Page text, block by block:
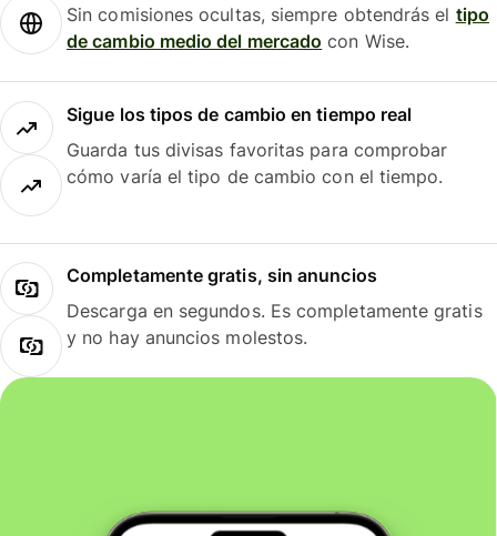
Sin comisiones ocultas, siempre obtendrás el tipo
de cambio medio del mercado con Wise.
Sigue los tipos de cambio en tiempo real
Guarda tus divisas favoritas para comprobar
cómo varía el tipo de cambio con el tiempo.
Completamente gratis, sin anuncios
Descarga en segundos. Es completamente gratis
y no hay anuncios molestos.